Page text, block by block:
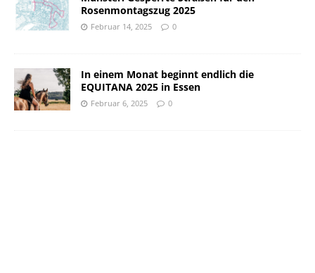
Rosenmontagszug 2025
Februar 14, 2025 0
In einem Monat beginnt endlich die
EQUITANA 2025 in Essen
Februar 6, 2025 0